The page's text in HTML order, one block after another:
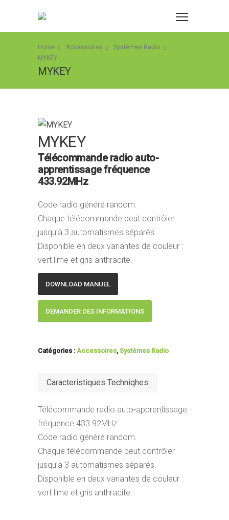
Home Accessoires
Systèmes Radio
MYKEY
MYKEY
MYKEY
Télécommande radio auto-
apprentissage fréquence
433.92MHz
Code radio généré random.
Chaque télécommande peut contrôler
jusqu’à 3 automatismes séparés.
Disponible en deux variantes de couleur :
vert lime et gris anthracite.
DOWNLOAD MANUEL
DEMANDER DES INFORMATIONS
Catégories : Accessoires, Systèmes Radio
Caracteristiques Techniqhes
Télécommande radio auto-apprentissage
fréquence 433.92MHz.
Code radio généré random.
Chaque télécommande peut contrôler
jusqu’à 3 automatismes séparés.
Disponible en deux variantes de couleur :
vert lime et gris anthracite.